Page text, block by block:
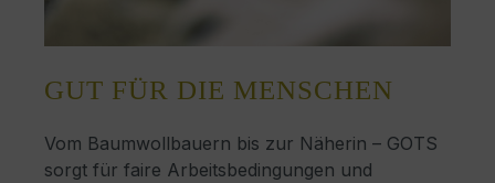
GUT FÜR DIE MENSCHEN
Vom Baumwollbauern bis zur Näherin – GOTS
sorgt für faire Arbeitsbedingungen und